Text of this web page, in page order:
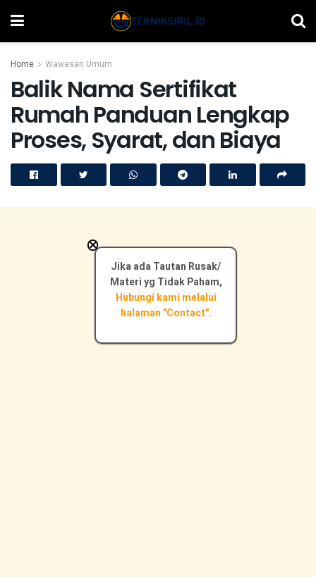
Home Wawasan Umum
Balik Nama Sertifikat
Rumah Panduan Lengkap
Proses, Syarat, dan Biaya
Jika ada Tautan Rusak/
Materi yg Tidak Paham,
Hubungi kami melalui
halaman "Contact".
×